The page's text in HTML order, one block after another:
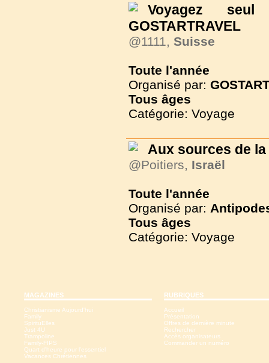
Voyagez
GOSTARTRAVEL
@1111, Suisse
Toute l'année
Organisé par:
Tous âges
Catégorie: Voyage
Aux sources de
@Poitiers, Israël
Toute l'année
Organisé par:
Tous âges
Catégorie: Voyage
MAGAZINES
Christianisme Aujourd'hui
Family
SpirituElles
Just 4U
Trampoline
Family-FIPS
Quart d'heure pour l'essentiel
Vacances Chrétiennes
RUBRIQUES
Accueil
Présentation
Offres de dernière minute
Rechercher
Accès organisateurs
Commander un numéro